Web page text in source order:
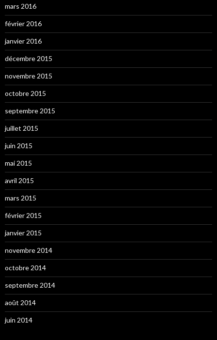
mars 2016
février 2016
janvier 2016
décembre 2015
novembre 2015
octobre 2015
septembre 2015
juillet 2015
juin 2015
mai 2015
avril 2015
mars 2015
février 2015
janvier 2015
novembre 2014
octobre 2014
septembre 2014
août 2014
juin 2014